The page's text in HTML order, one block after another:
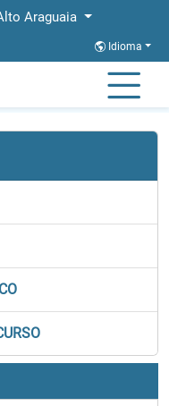
Araguaia
Idioma
Jornalismo